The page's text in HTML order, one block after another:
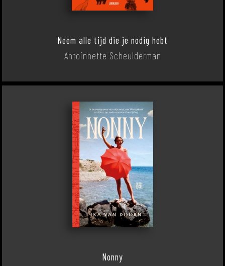
Neem alle tijd die je nodig hebt
Antoinnette Scheulderman
Nonny